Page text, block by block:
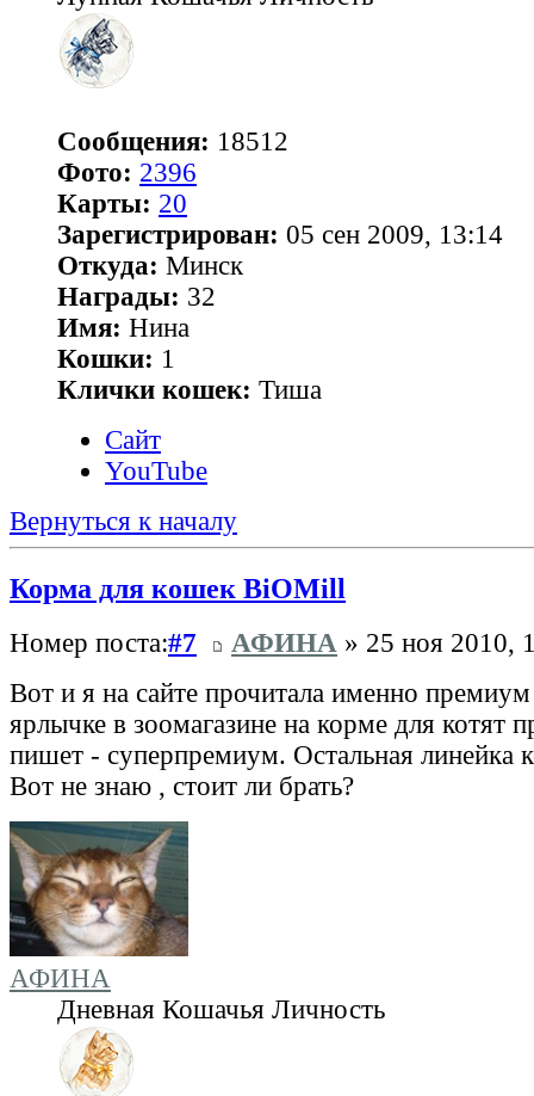
Сообщения: 18512
Фото: 2396
Карты: 20
Зарегистрирован: 05 сен 2009, 13:14
Откуда: Минск
Награды: 32
Имя: Нина
Кошки: 1
Клички кошек: Тиша
Сайт
YouTube
Вернуться к началу
Корма для кошек BiOMill
Номер поста:#7 АФИНА » 25 ноя 2010,
Вот и я на сайте прочитала именно
ярлычке в зоомагазине на корме для котят
пишет - суперпремиум. Остальная линейка
Вот не знаю , стоит ли брать?
АФИНА
Дневная Кошачья Личность